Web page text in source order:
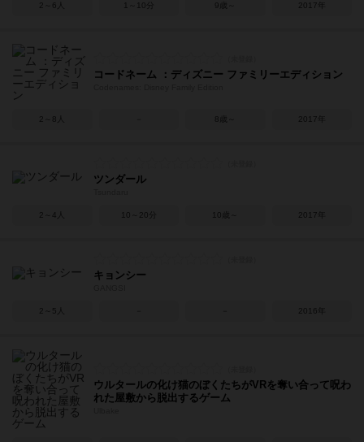
2～6人 1～10分 9歳～ 2017年
コードネーム ：ディズニー ファミリーエディション
2～8人 8歳～ 2017年
ツンダール
2～4人 10～20分 10歳～ 2017年
キョンシー
2～5人 2016年
ウルタールの化け猫のぼくたちがVRを奪い合って呪わ
れた屋敷から脱出するゲーム